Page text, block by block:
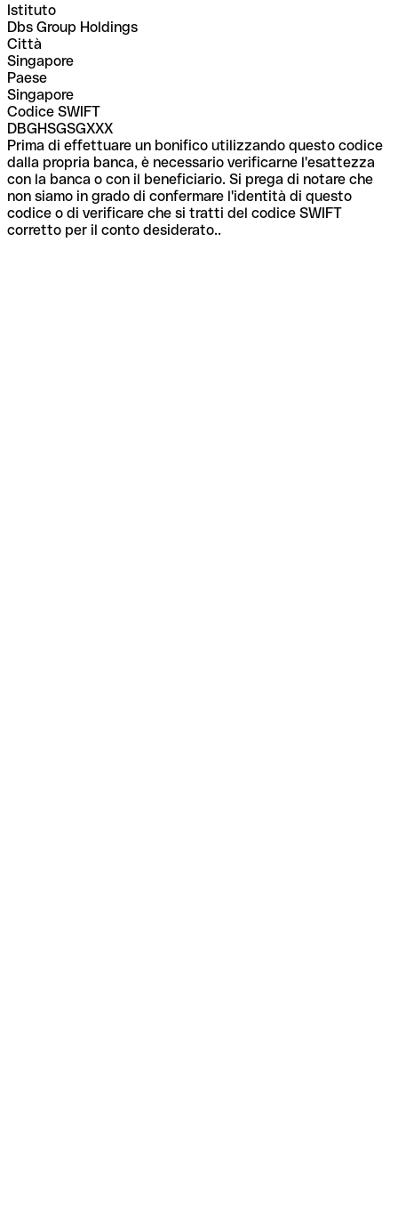
Istituto
Dbs Group Holdings
Città
Singapore
Paese
Singapore
Codice SWIFT
DBGHSGSGXXX
Prima di effettuare un bonifico utilizzando questo codice
dalla propria banca, è necessario verificarne l'esattezza
con la banca o con il beneficiario. Si prega di notare che
non siamo in grado di confermare l'identità di questo
codice o di verificare che si tratti del codice SWIFT
corretto per il conto desiderato..